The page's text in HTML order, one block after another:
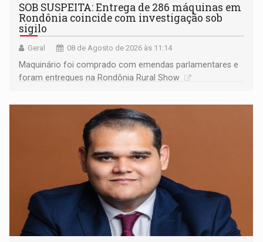
SOB SUSPEITA: Entrega de 286 máquinas em
Rondônia coincide com investigação sob
sigilo
Geral 08 de Agosto de 2026 às 11:14
Maquinário foi comprado com emendas parlamentares e
foram entregues na Rondônia Rural Show